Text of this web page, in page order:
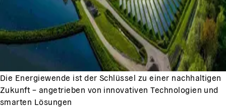
Die Energiewende ist der Schlüssel zu einer nachhaltigen
Zukunft – angetrieben von innovativen Technologien und
smarten Lösungen